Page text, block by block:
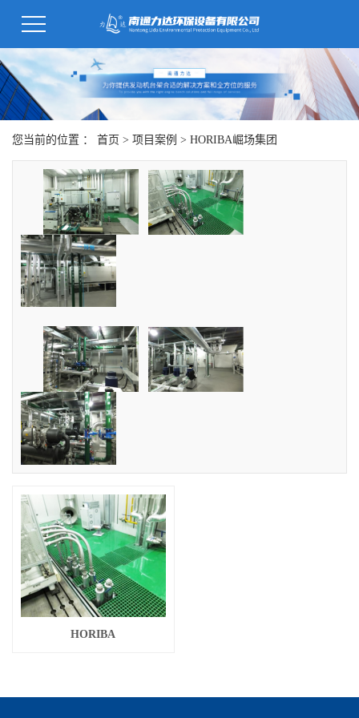
您当前的位置 ： 首页 > 项目案例 > HORIBA崛场集团
HORIBA